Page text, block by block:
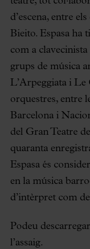
d’escena, entre
Bieito. Espasa ha
com a
grups de música
L’Arpeggiata i
orquestres, entre
Barcelona i
del Gran Teatre
quaranta
Espasa és
en la música
d’intèrpret com
Podeu
l’assaig.